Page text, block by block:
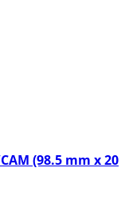
(98.5 mm x 20